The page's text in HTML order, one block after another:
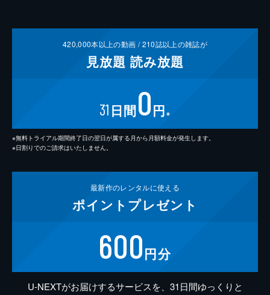
420,000本以上の動画 /210誌以上の雑誌が
見放題 読み放題
31 日間0円 ※
※無料トライアル期間終了日の翌日が属する月から月額料金が発生します。
※日割りでのご請求はいたしません。
最新作のレンタルに使える
ポイント プレゼント
600円分
U-NEXTがお届けするサービスを、31日間ゆっくりと